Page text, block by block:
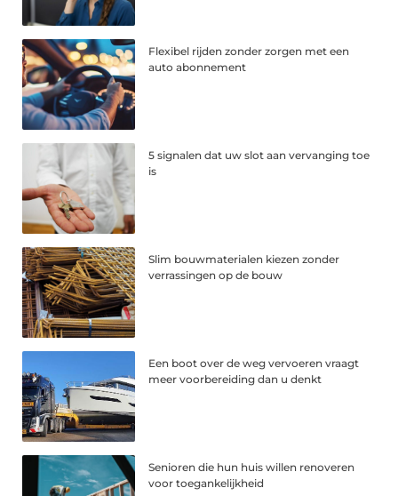
Flexibel rijden zonder zorgen met een
auto abonnement
5 signalen dat uw slot aan vervanging toe
is
Slim bouwmaterialen kiezen zonder
verrassingen op de bouw
Een boot over de weg vervoeren vraagt
meer voorbereiding dan u denkt
Senioren die hun huis willen renoveren
voor toegankelijkheid